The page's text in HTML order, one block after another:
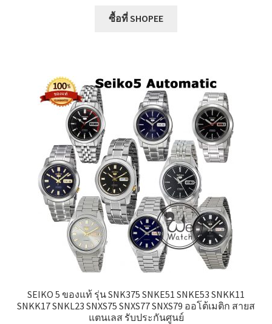
ซื้อที่ SHOPEE
SEIKO 5 ของแท้ รุ่น SNK375 SNKE51 SNKE53 SNKK11
SNKK17 SNKL23 SNXS75 SNXS77 SNXS79 ออโต้เมติก สายส
แตนเลส รับประกันศูนย์